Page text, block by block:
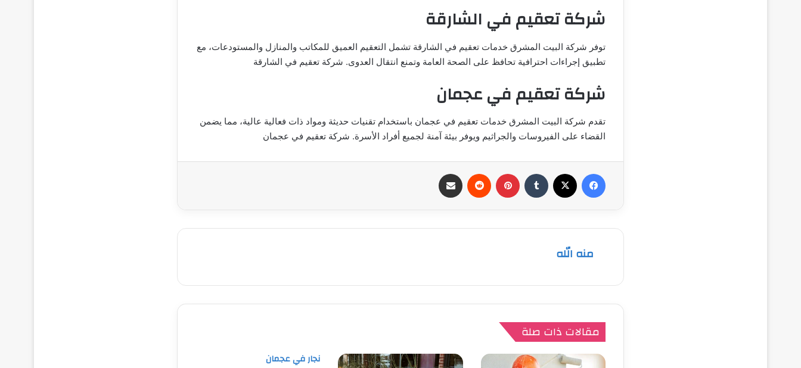
شركة تعقيم في الشارقة
توفر شركة البيت المشرق خدمات تعقيم في الشارقة تشمل التعقيم العميق للمكاتب والمنازل والمستودعات، مع
تطبيق إجراءات احترافية تحافظ على الصحة العامة وتمنع انتقال العدوى. شركة تعقيم في الشارقة
شركة تعقيم في عجمان
تقدم شركة البيت المشرق خدمات تعقيم في عجمان باستخدام تقنيات حديثة ومواد ذات فعالية عالية، مما يضمن
القضاء على الفيروسات والجراثيم ويوفر بيئة آمنة لجميع أفراد الأسرة. شركة تعقيم في عجمان
فيسبوك بينتيريست
منه الله
مقالات ذات صلة
نجار في عجمان